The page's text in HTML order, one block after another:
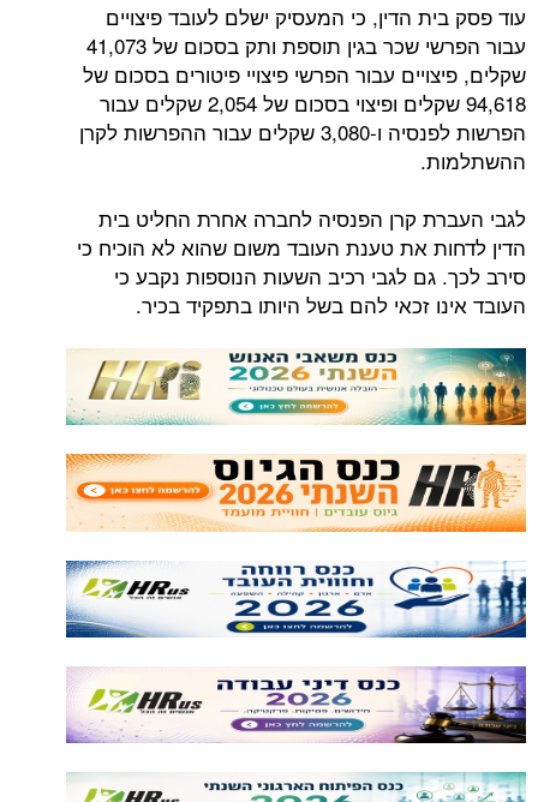
עוד פסק בית הדין, כי המעסיק ישלם לעובד פיצויים
עבור הפרשי שכר בגין תוספת ותק בסכום של 41,073
שקלים, פיצויים עבור הפרשי פיצויי פיטורים בסכום של
94,618 שקלים ופיצוי בסכום של 2,054 שקלים עבור
הפרשות לפנסיה ו-3,080 שקלים עבור ההפרשות לקרן
ההשתלמות.
לגבי העברת קרן הפנסיה לחברה אחרת החליט בית
הדין לדחות את טענת העובד משום שהוא לא הוכיח כי
סירב לכך. גם לגבי רכיב השעות הנוספות נקבע כי
העובד אינו זכאי להם בשל היותו בתפקיד בכיר.